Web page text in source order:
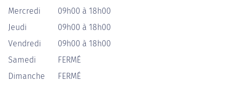
Mercredi
09h00 à 18h00
Jeudi
09h00 à 18h00
Vendredi
09h00 à 18h00
Samedi
FERMÉ
Dimanche
FERMÉ